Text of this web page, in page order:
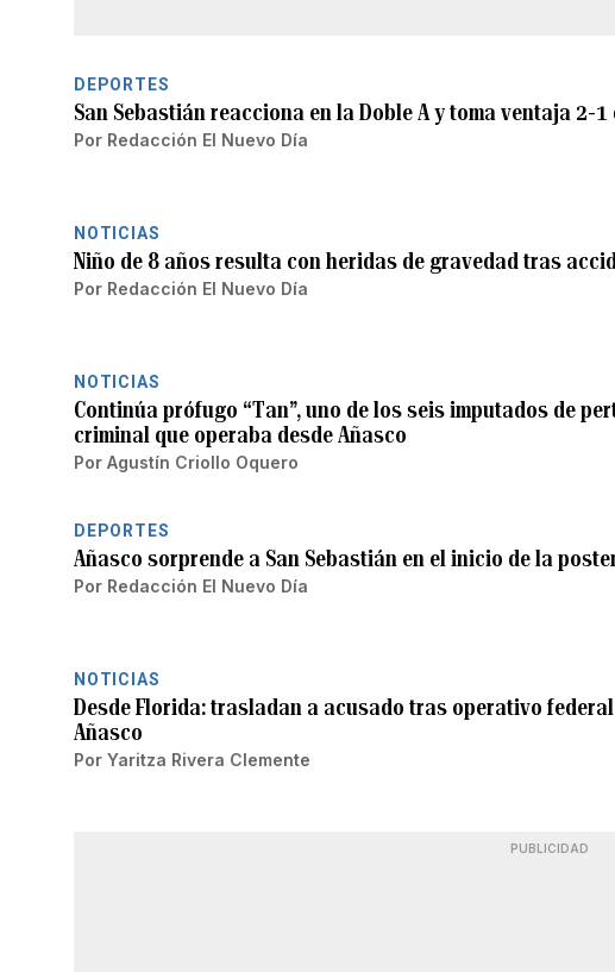
DEPORTES
San Sebastián reacciona en la Doble A y toma ventaja 2-
Por Redacción El Nuevo Día
NOTICIAS
Niño de 8 años resulta con heridas de gravedad tras
Por Redacción El Nuevo Día
NOTICIAS
Continúa prófugo “Tan”, uno de los seis imputados de
criminal que operaba desde Añasco
Por Agustín Criollo Oquero
DEPORTES
Añasco sorprende a San Sebastián en el inicio de la
Por Redacción El Nuevo Día
NOTICIAS
Desde Florida: trasladan a acusado tras operativo
Añasco
Por Yaritza Rivera Clemente
PUBLICIDAD